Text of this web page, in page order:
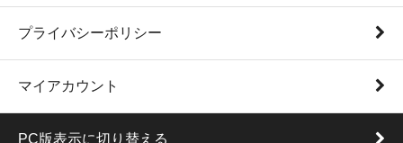
プライバシーポリシー
マイアカウント
PC版表示に切り替える